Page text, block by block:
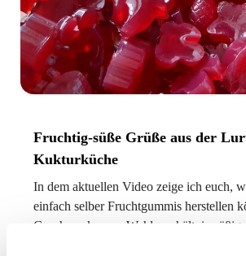
Fruchtig-süße Grüße aus der
Kukturküche
In dem aktuellen Video zeige ich euch,
einfach selber Fruchtgummis herstellen
Geschmack eurer Wahl, verhältnismäßig